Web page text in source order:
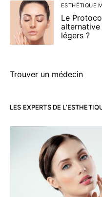
ESTHÉTIQUE
Le
alternative
légers ?
Trouver un médecin
LES EXPERTS DE